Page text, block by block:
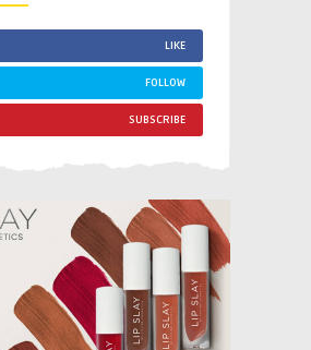
LIKE
FOLLOW
SUBSCRIBE